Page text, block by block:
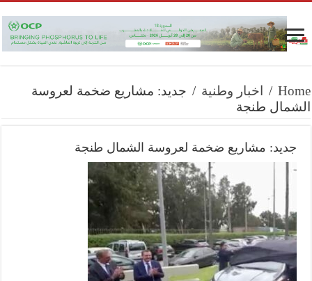
Home
/ اخبار وطنية / جديد: مشاريع ضخمة لعروسة
الشمال طنجة
جديد: مشاريع ضخمة لعروسة الشمال طنجة